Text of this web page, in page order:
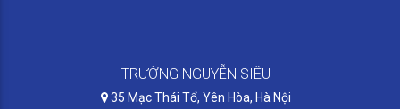
TRƯỜNG NGUYỄN SIÊU
35 Mạc Thái Tổ, Yên Hòa, Hà Nội